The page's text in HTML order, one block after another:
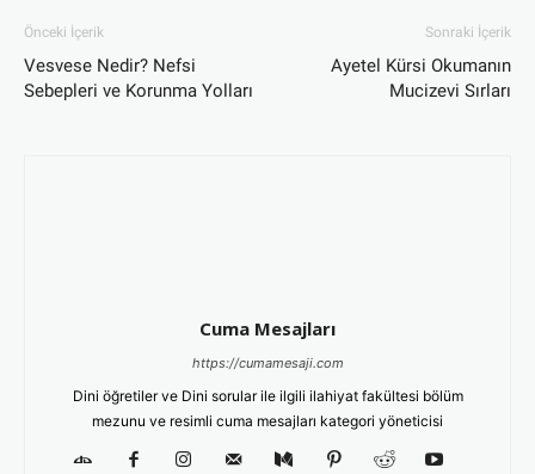
Önceki İçerik
Vesvese Nedir? Nefsi
Sebepleri ve Korunma Yolları
Sonraki İçerik
Ayetel Kürsi Okumanın
Mucizevi Sırları
Cuma Mesajları
https://cumamesaji.com
Dini öğretiler ve Dini sorular ile ilgili ilahiyat fakültesi bölüm
mezunu ve resimli cuma mesajları kategori yöneticisi